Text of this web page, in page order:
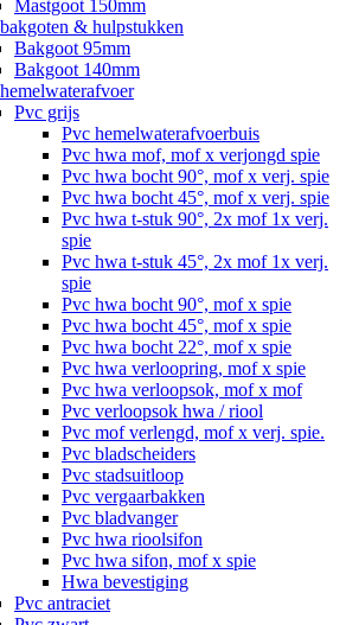
Mastgoot 150mm
& hulpstukken
Bakgoot 95mm
Bakgoot 140mm
Pvc grijs
Pvc hemelwaterafvoerbuis
Pvc hwa mof, mof x verjongd spie
Pvc hwa bocht 90°, mof x verj. spie
Pvc hwa bocht 45°, mof x verj. spie
Pvc hwa t-stuk 90°, 2x mof 1x verj.
spie
Pvc hwa t-stuk 45°, 2x mof 1x verj.
spie
Pvc hwa bocht 90°, mof x spie
Pvc hwa bocht 45°, mof x spie
Pvc hwa bocht 22°, mof x spie
Pvc hwa verloopring, mof x spie
Pvc hwa verloopsok, mof x mof
Pvc verloopsok hwa / riool
Pvc mof verlengd, mof x verj. spie.
Pvc bladscheiders
Pvc stadsuitloop
Pvc vergaarbakken
Pvc bladvanger
Pvc hwa rioolsifon
Pvc hwa sifon, mof x spie
Hwa bevestiging
Pvc antraciet